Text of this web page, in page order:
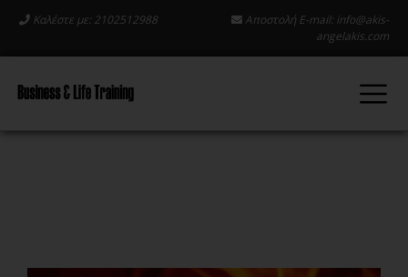
Καλέστε με: 2102512988 Αποστολή E-mail: info@akis-
angelakis.com